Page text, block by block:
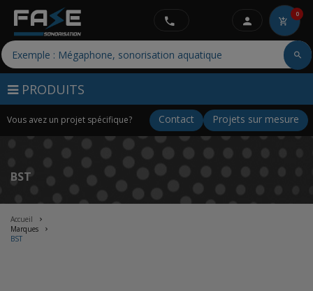
PRODUITS
Vous avez un projet spécifique? Projets sur mesure
Contact
0
BST
Accueil
Marques
BST